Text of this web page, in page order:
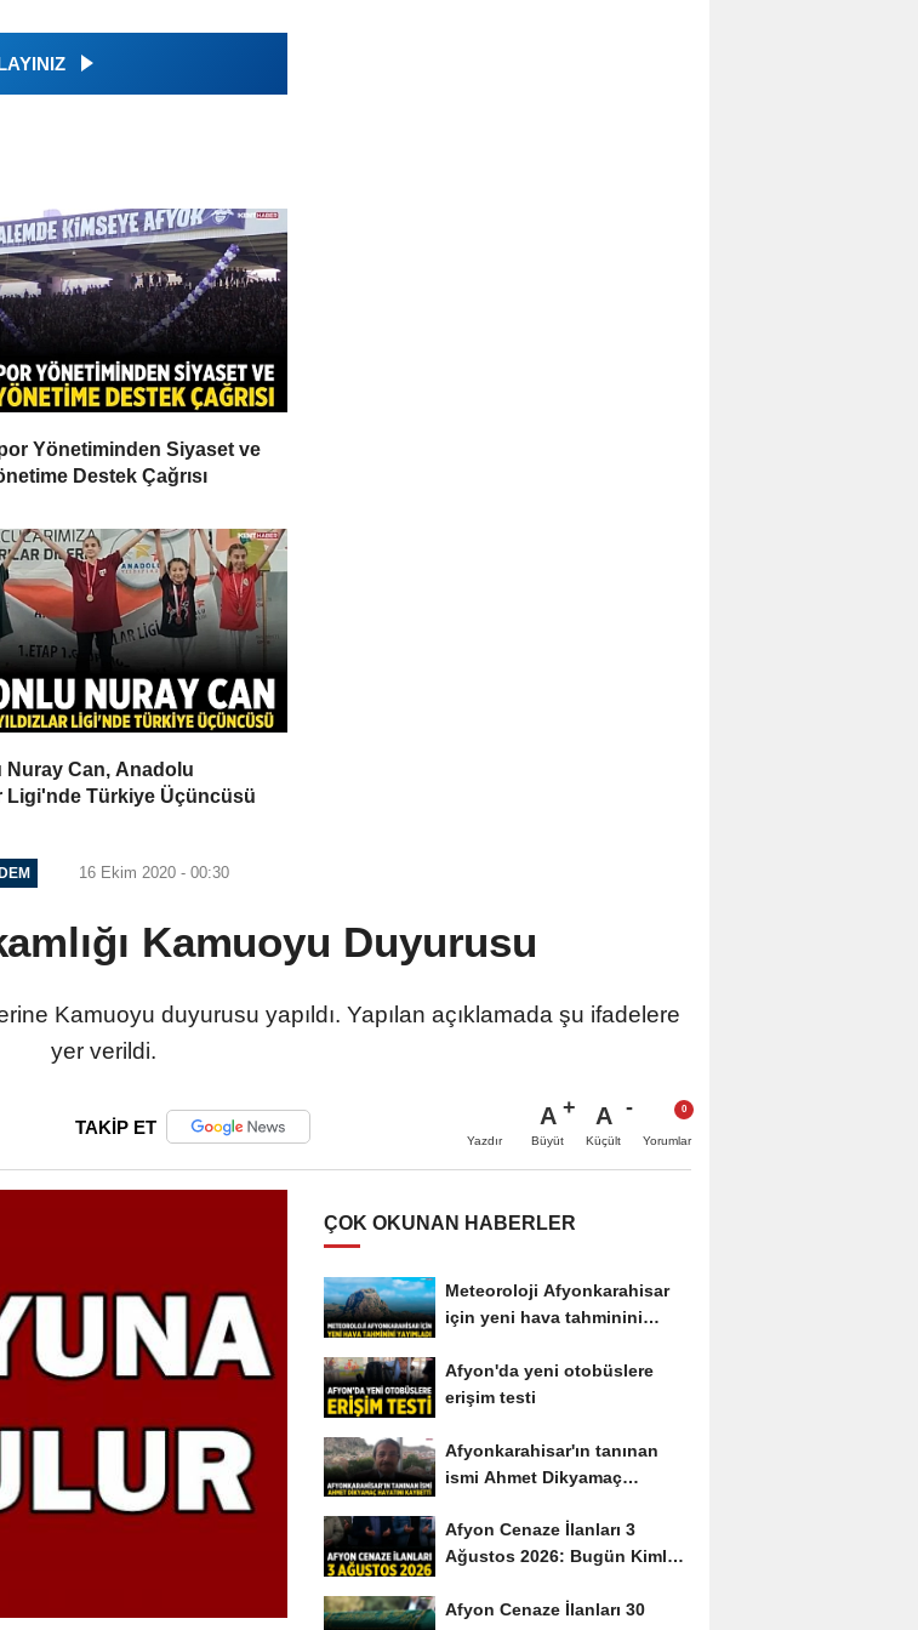
Yönetiminden Siyaset ve
Destek Çağrısı
Nuray Can, Anadolu
Ligi'nde Türkiye Üçüncüsü
16 Ekim 2020 - 00:30
Kamuoyu Duyurusu
Kamuoyu duyurusu yapıldı. Yapılan açıklamada şu ifadelere
yer verildi.
TAKİP ET
Yazdır
A
Büyüt
A
Küçült Yorumlar
ÇOK OKUNAN HABERLER
Meteoroloji Afyonkarahisar
için yeni hava tahminini
Afyon'da yeni otobüslere
erişim testi
Afyonkarahisar'ın tanınan
ismi Ahmet Dikyamaç
Afyon Cenaze İlanları 3
Ağustos 2026: Bugün Kimler
Afyon Cenaze İlanları 30